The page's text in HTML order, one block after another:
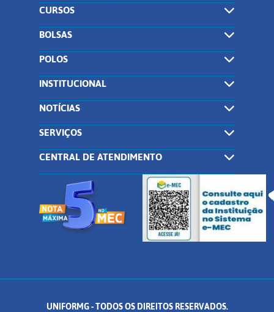
CURSOS
BOLSAS
POLOS
INSTITUCIONAL
NOTÍCIAS
SERVIÇOS
CENTRAL DE ATENDIMENTO
UNIFORMG - TODOS OS DIREITOS RESERVADOS.